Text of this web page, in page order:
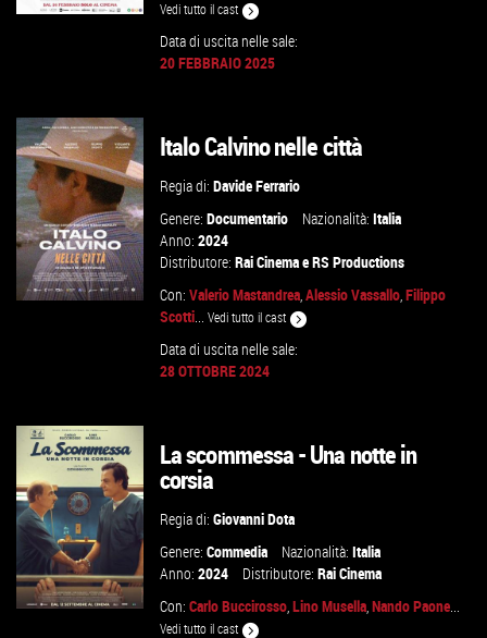
VAI ALLA SCHEDA
Vedi tutto il cast
Data di uscita nelle sale:
20 FEBBRAIO 2025
VAI ALLA SCHEDA
Italo Calvino nelle città
Regia di:Davide Ferrario
Genere:Documentario Nazionalità:Italia
Anno:2024
Distributore:Rai CinemaeRS Productions
Con:Valerio Mastandrea,Alessio Vassallo,Filippo
Scotti...Vedi tutto il cast
Data di uscita nelle sale:
28 OTTOBRE 2024
La scommessa - Una notte in
corsia
Regia di:Giovanni Dota
Genere:Commedia Nazionalità:Italia
Anno:2024 Distributore:Rai Cinema
Con:Carlo Buccirosso,Lino Musella,Nando Paone...
Vedi tutto il cast